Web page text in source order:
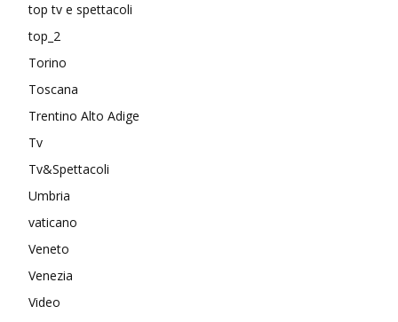
top tv e spettacoli
top_2
Torino
Toscana
Trentino Alto Adige
Tv
Tv&Spettacoli
Umbria
vaticano
Veneto
Venezia
Video